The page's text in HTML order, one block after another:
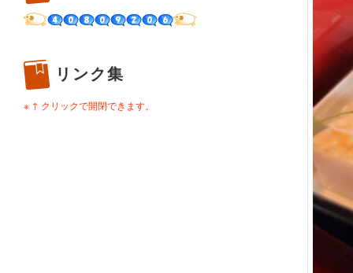
リンク集
※ ↑ クリックで開閉できます。